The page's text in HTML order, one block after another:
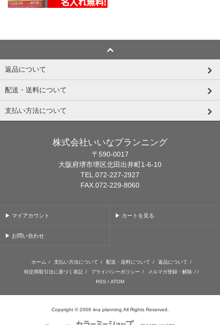
返品について
配送・送料について
支払い方法について
株式会社いいなプランニング
〒590-0017
大阪府堺市堺区北田出井町1-6-10
TEL.072-227-2927
FAX.072-229-8060
▶ マイアカウント ▶ カートを見る
▶ お問い合わせ
ホーム / 支払い方法について / 配送・送料について / 返品について /
特定商取引法に基づく表記 / プライバシーポリシー / メルマガ登録・解除 / /
RSS / ATOM
Copyright © 2006 iina planning.All Rights Reserved.